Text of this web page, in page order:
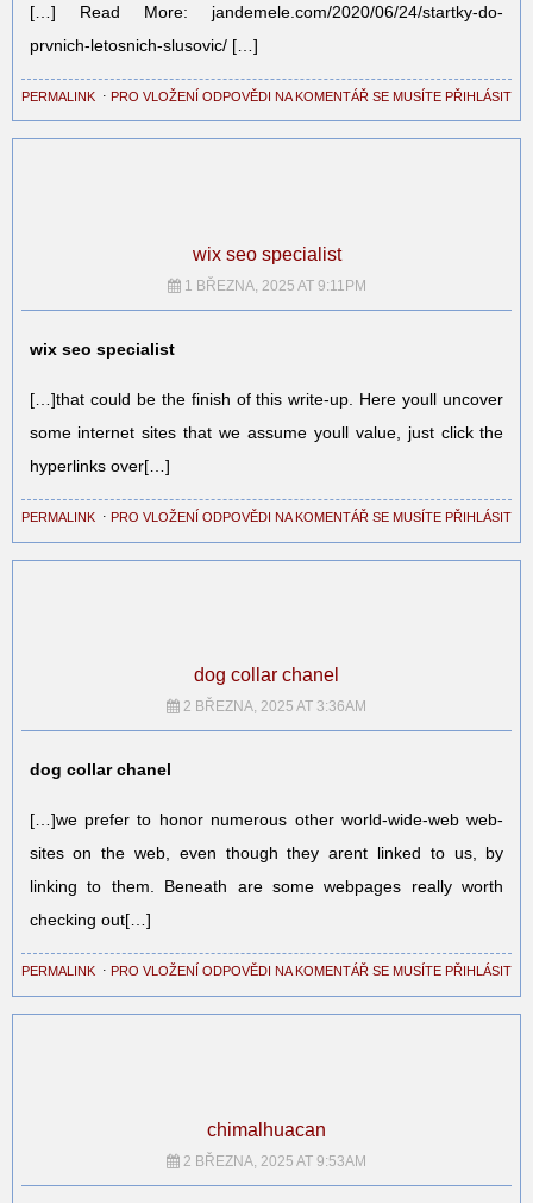
[…] Read More: jandemele.com/2020/06/24/startky-do-
prvnich-letosnich-slusovic/ […]
PERMALINK ⋅ PRO VLOŽENÍ ODPOVĚDI NA KOMENTÁŘ SE MUSÍTE PŘIHLÁSIT
wix seo specialist
1 BŘEZNA, 2025 AT 9:11PM
wix seo specialist
[…]that could be the finish of this write-up. Here youll uncover
some internet sites that we assume youll value, just click the
hyperlinks over[…]
PERMALINK ⋅ PRO VLOŽENÍ ODPOVĚDI NA KOMENTÁŘ SE MUSÍTE PŘIHLÁSIT
dog collar chanel
2 BŘEZNA, 2025 AT 3:36AM
dog collar chanel
[…]we prefer to honor numerous other world-wide-web web-
sites on the web, even though they arent linked to us, by
linking to them. Beneath are some webpages really worth
checking out[…]
PERMALINK ⋅ PRO VLOŽENÍ ODPOVĚDI NA KOMENTÁŘ SE MUSÍTE PŘIHLÁSIT
chimalhuacan
2 BŘEZNA, 2025 AT 9:53AM